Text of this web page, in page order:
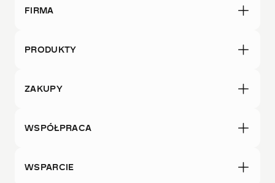
FIRMA
PRODUKTY
ZAKUPY
WSPÓŁPRACA
WSPARCIE